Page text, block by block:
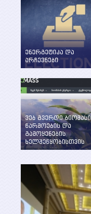
ენერგეტიკა და
არჩევნები
ენერგეტიკის
საკითხების
პერიოდში
ვებ გვერდი
წარმოების და
გამოყენების
ხელშეწყობისთვის
შექმნილია WEG-ის
საქართველოს
გარემოსა და
ბუნებრივი
რესურსების დაცვის
სამინისტროს
მხარდაჭერით